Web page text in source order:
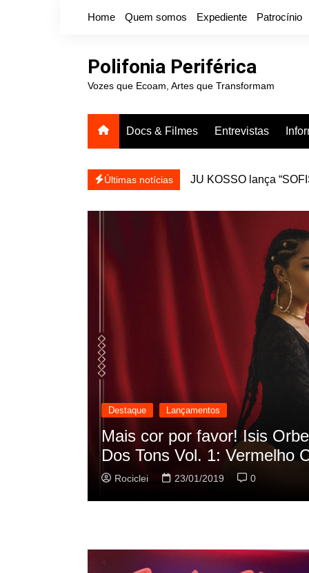
Home Quem somos Expediente Patrocínio
Polifonia Periférica
Vozes que Ecoam, Artes que Transformam
Docs & Filmes Entrevistas
Últimas notícias
JU KOSSO lança
Projota relança a
EP “Oscilação
Destaque Lançamentos
Rashid vai buscar
sua nova música
Rociclei 22/01/2019